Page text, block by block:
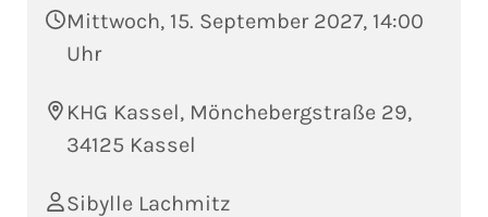
Mittwoch, 15. September 2027, 14:00
Uhr
KHG Kassel, Mönchebergstraße 29,
34125 Kassel
Sibylle Lachmitz